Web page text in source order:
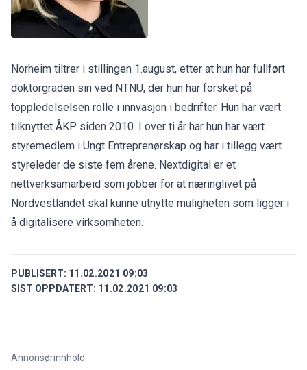
Norheim tiltrer i stillingen 1.august, etter at hun har fullført
doktorgraden sin ved NTNU, der hun har forsket på
toppledelselsen rolle i innvasjon i bedrifter. Hun har vært
tilknyttet ÅKP siden 2010. I over ti år har hun har vært
styremedlem i Ungt Entreprenørskap og har i tillegg vært
styreleder de siste fem årene. Nextdigital er et
nettverksamarbeid som jobber for at næringlivet på
Nordvestlandet skal kunne utnytte muligheten som ligger i
å digitalisere virksomheten.
PUBLISERT: 11.02.2021 09:03
SIST OPPDATERT: 11.02.2021 09:03
Annonsørinnhold